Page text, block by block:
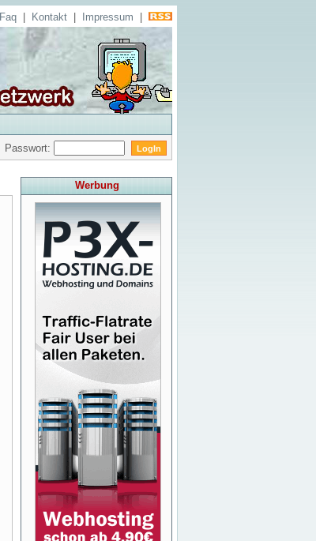
Faq Kontakt Impressum
Passwort:
Werbung